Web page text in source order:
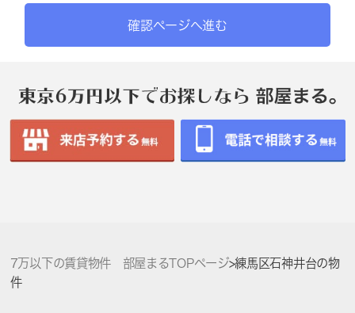
確認ページへ進む
7万以下の賃貸物件 部屋まるTOPページ>練馬区石神井台の物
件